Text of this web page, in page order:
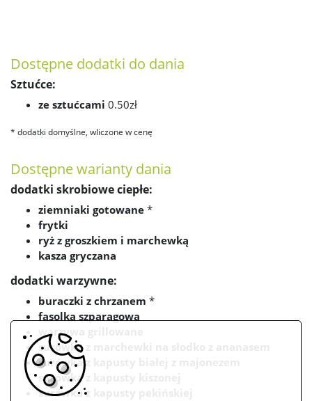
Dostępne dodatki do dania
Sztućce:
ze sztućcami 0.50zł
* dodatki domyślne, wliczone w cenę
Dostępne warianty dania
dodatki skrobiowe ciepłe:
ziemniaki gotowane *
frytki
ryż z groszkiem i marchewką
kasza gryczana
dodatki warzywne:
buraczki z chrzanem *
fasolka szparagowa
warzywa grillowane
surówka z marchewki na słodko z ananasem
surówka z kapusty białej z majonezem
surówka z kapusty kiszonej
surówka z kapusty pekińskiej